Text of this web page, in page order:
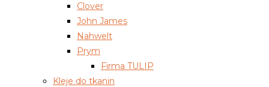
Clover
John James
Nahwelt
Prym
Firma TULIP
Kleje do tkanin